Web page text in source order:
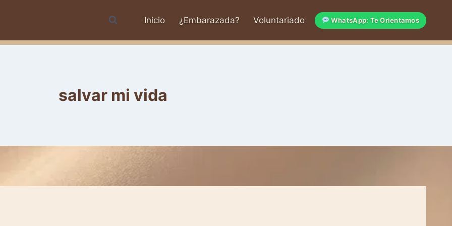
Inicio ¿Embarazada? Voluntariado WhatsApp: Te Orientamos
salvar mi vida